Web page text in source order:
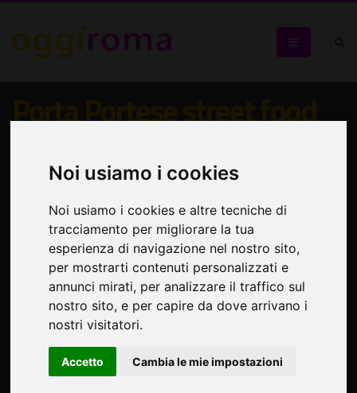
Noi usiamo i cookies
Noi usiamo i cookies e altre tecniche di
tracciamento per migliorare la tua
esperienza di navigazione nel nostro sito,
per mostrarti contenuti personalizzati e
annunci mirati, per analizzare il traffico sul
nostro sito, e per capire da dove arrivano i
nostri visitatori.
Accetto Cambia le mie impostazioni
Porta Portese street food
divertimento ai massimi livelli